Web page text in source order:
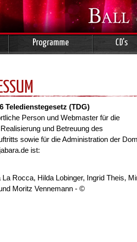
Programme CD's
Teledienstegesetz (TDG)
Person und Webmaster für die
und Betreuung des
sowie für die Administration der
ist:
La Rocca, Hilda Lobinger, Ingrid Theis,
Moritz Vennemann - ©